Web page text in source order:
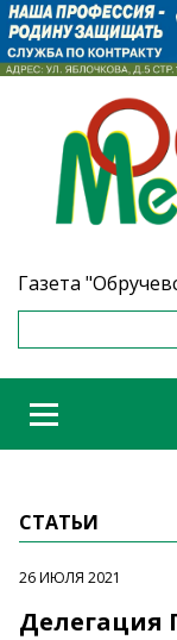
Газета
СТАТЬИ
26 ИЮЛЯ 2021
Делегация